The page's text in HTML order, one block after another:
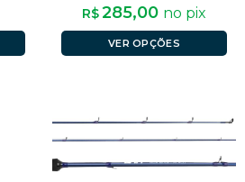
R$285,00 no pix
VER OPÇÕES